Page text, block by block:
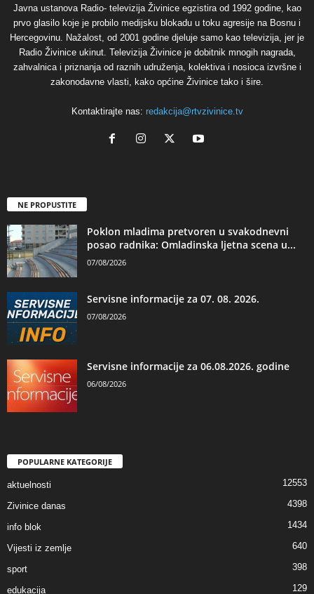
Javna ustanova Radio- televizija Živinice egzistira od 1992 godine, kao
prvo glasilo koje je probilo medijsku blokadu u toku agresije na Bosnu i
Hercegovinu. Nažalost, od 2001 godine djeluje samo kao televizija, jer je
Radio Živinice ukinut. Televizija Živinice je dobitnik mnogih nagrada,
zahvalnica i priznanja od raznih udruženja, kolektiva i nosioca izvršne i
zakonodavne vlasti, kako općine Živinice tako i šire.
Kontaktirajte nas: redakcija@rtvzivinice.tv
NE PROPUSTITE
Poklon mladima pretvoren u svakodnevni
posao radnika: Omladinska ljetna scena u...
07/08/2026
Servisne informacije za 07. 08. 2026.
07/08/2026
Servisne informacije za 06.08.2026. godine
06/08/2026
POPULARNE KATEGORIJE
aktuelnosti 12553
Zivinice danas 4398
info blok 1434
Vijesti iz zemlje 640
sport 398
edukacija 129